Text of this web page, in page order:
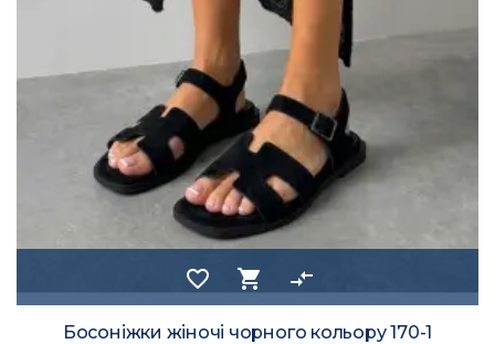
favorite_border shopping_cart compare_arrows
Босоніжки жіночі чорного кольору 170-1